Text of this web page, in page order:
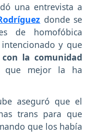
una entrevista a
donde se
de homofóbica
y que
la comunidad
mejor la ha
aseguró que el
trans para que
que los había